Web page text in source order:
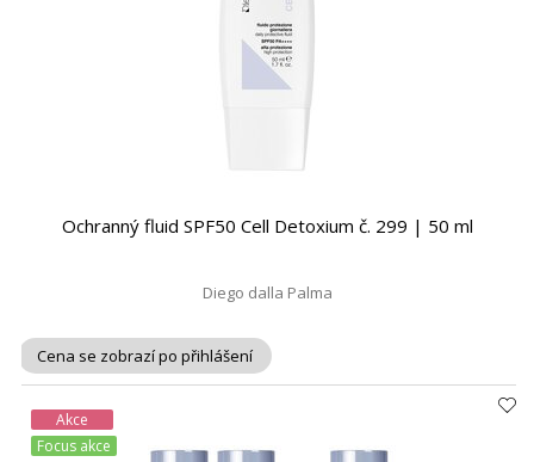
Ochranný fluid SPF50 Cell Detoxium č. 299 | 50 ml
Diego dalla Palma
Cena se zobrazí po přihlášení
Akce
Focus akce